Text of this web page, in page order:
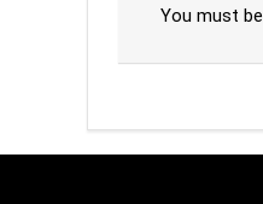
You must be